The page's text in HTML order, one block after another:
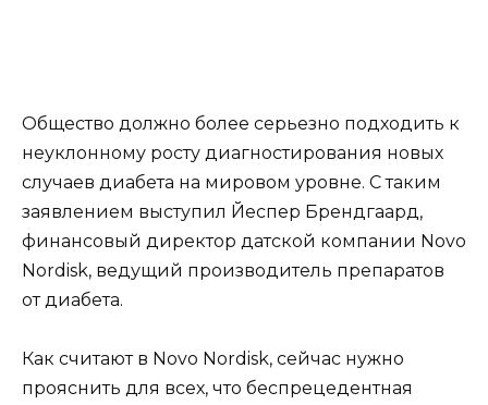
Общество должно более серьезно подходить к
неуклонному росту диагностирования новых
случаев диабета на мировом уровне. С таким
заявлением выступил Йеспер Брендгаард,
финансовый директор датской компании Novo
Nordisk, ведущий производитель препаратов
от диабета.
Как считают в Novo Nordisk, сейчас нужно
прояснить для всех, что беспрецедентная